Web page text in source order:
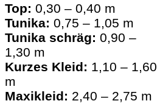
Top: 0,30 – 0,40 m
Tunika: 0,75 – 1,05 m
Tunika schräg: 0,90 –
1,30 m
Kurzes Kleid: 1,10 – 1,60
m
Maxikleid: 2,40 – 2,75 m